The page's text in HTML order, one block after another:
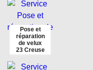
Pose et
réparation
de velux
23 Creuse